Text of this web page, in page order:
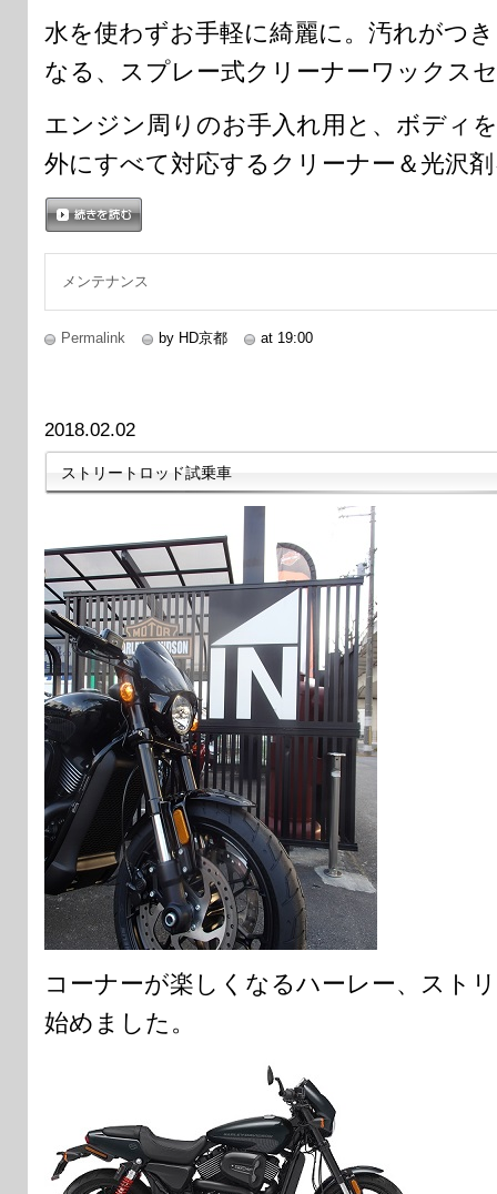
水を使わずお手軽に綺麗に。汚れがつ
なる、スプレー式クリーナーワックス
エンジン周りのお手入れ用と、ボディ
外にすべて対応するクリーナー＆光沢
メンテナンス
Permalink by HD京都 at 19:00
2018.02.02
ストリートロッド試乗車
コーナーが楽しくなるハーレー、スト
始めました。